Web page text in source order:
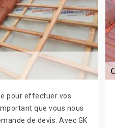
pour effectuer vos
que vous nous
de devis. Avec GK